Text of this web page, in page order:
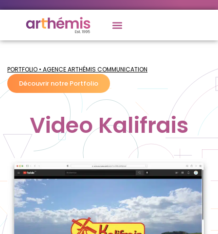
PORTFOLIO • AGENCE ARTHÉMIS COMMUNICATION
Découvrir notre Portfolio
Video Kalifrais